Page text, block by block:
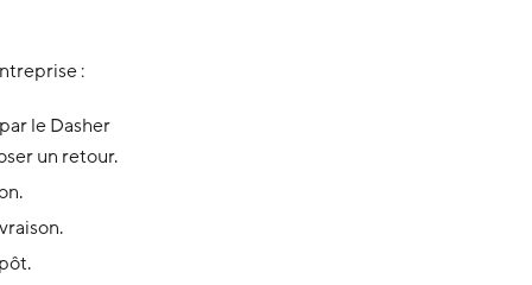
:
le Dasher
un retour.